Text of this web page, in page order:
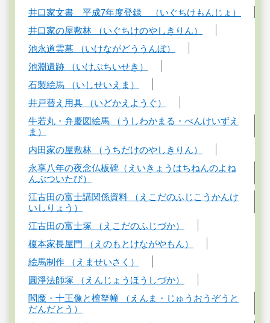
井口家文書 平成7年度登録 （いぐちけもんじょ）
井口家の屋敷林 （いぐちけのやしきりん）
池永道雲墓 （いけながどううんぼ）
池淵遺跡 （いけぶちいせき）
石製絵馬 （いしせいえま）
井戸替え用具 （いどかえようぐ）
牛若丸・弁慶図絵馬 （うしわかまる・べんけいずえ
ま）
内田家の屋敷林 （うちだけのやしきりん）
永享八年の夜念仏板碑（えいきょうはちねんのよね
んぶついたび）
江古田の富士講関係資料 （えこだのふじこうかんけ
いしりょう）
江古田の富士塚 （えこだのふじづか）
榎本家長屋門 （えのもとけながやもん）
絵馬制作 （えませいさく）
圓淨法師塚 （えんじょうほうしづか）
閻魔・十王像と檀拏幢 （えんま・じゅうおうぞうと
だんだとう）